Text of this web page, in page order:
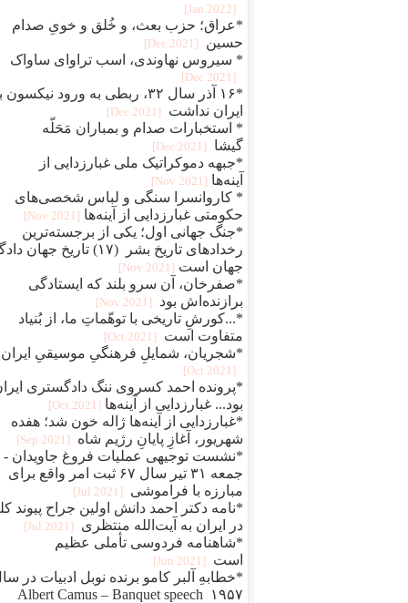
[2022 Jan]
*عراق؛ حزب بعث، و خُلق‌ و‌ خویِ صدام
حسین
[2021 Dec]
* سیروس نهاوندی، اسب تراوای ساواک
[2021 Dec]
*۱۶ آذر سال ۳۲، ربطی به ورود نیکسون
ایران نداشت
[2021 Dec]
* استخبارات صدام و بمباران مَحَلّه
گیشا
[2021 Dec]
*جبهه دموکراتیک ملی غبارزدایی از
آینه‌ها [2021 Nov]
* کاروانسرا سنگی و لباس شخصی‌های
حکومتی غبارزدایی از آینه‌ها [2021 Nov]
*جنگ جهانی اول؛ یکی از برجسته‌ترین
رخدادهای تاریخ بشر (۱۷) تاریخ جهان
جهان است [2021 Nov]
*صفرخان، آن سرو بلند که ایستادگی
برازنده‌اش بود
[2021 Nov]
*...کورشِ تاریخی با توهّماتِ ما، از بُنیاد
متفاوت است
[2021 Oct]
*شجریان، شمایلِ فرهنگیِ موسیقیِ ایران
[2021 Oct]
*پرونده احمد کسروی ننگ دادگستری
بود... غبارزدایی از آینه‌ها [2021 Oct]
*غبارزدایی از آینه‌ها ژاله خون شد؛ هفده
شهریور، آغازِ پایانِ رژیم شاه
[2021 Sep]
*نشست توجیهی عملیات فروغ جاویدان -
جمعه ۳۱ تیر سال ۶۷ ثبت امر واقع برای
مبارزه با فراموشی
[2021 Jul]
*نامه دکتر احمد دانش اولین جراح پیوند
در ایران به آیت‌الله منتظری
[2021 Jul]
*شاهنامه فردوسی تأملی عظیم
است
[2021 Jun]
*خطابهِ آلبر کامو برنده نوبل ادبیات در
۱۹۵۷ Albert Camus – Banquet speech